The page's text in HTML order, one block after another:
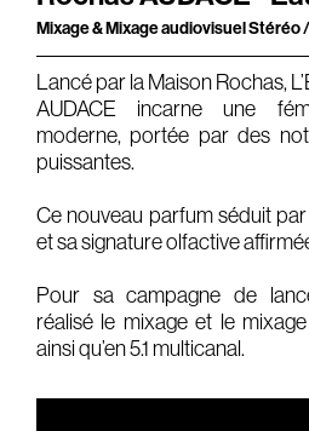
Recording
Mixing
Mastering
Producing
Music
Artists
Audiovisual
Post-Producing
Voix Off
Mixage & Mixage audiovisuel Stéréo
Lancé par la Maison Rochas,
AUDACE incarne une
moderne, portée par des
puissantes.
Ce nouveau parfum séduit
et sa signature olfactive
Pour sa campagne de
réalisé le mixage et le
ainsi qu’en 5.1 multicanal.